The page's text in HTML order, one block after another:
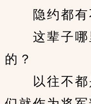
隐约都有
这辈子哪
的？
以往不都